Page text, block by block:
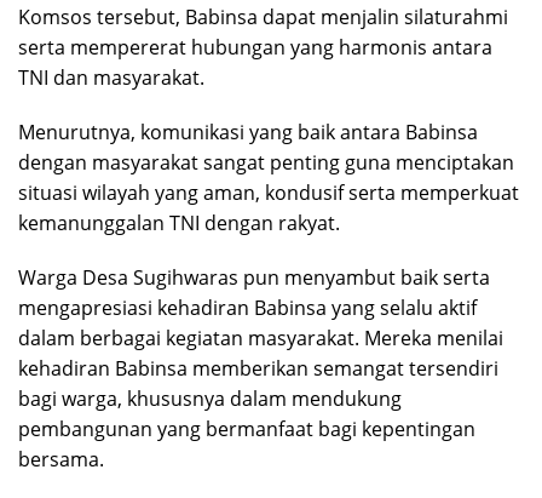
Komsos tersebut, Babinsa dapat menjalin silaturahmi
serta mempererat hubungan yang harmonis antara
TNI dan masyarakat.
Menurutnya, komunikasi yang baik antara Babinsa
dengan masyarakat sangat penting guna menciptakan
situasi wilayah yang aman, kondusif serta memperkuat
kemanunggalan TNI dengan rakyat.
Warga Desa Sugihwaras pun menyambut baik serta
mengapresiasi kehadiran Babinsa yang selalu aktif
dalam berbagai kegiatan masyarakat. Mereka menilai
kehadiran Babinsa memberikan semangat tersendiri
bagi warga, khususnya dalam mendukung
pembangunan yang bermanfaat bagi kepentingan
bersama.